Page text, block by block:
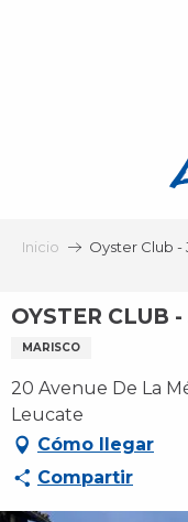
Inicio Oyster Club -
OYSTER CLUB
MARISCO
20 Avenue De La
Leucate
Cómo llegar
Compartir